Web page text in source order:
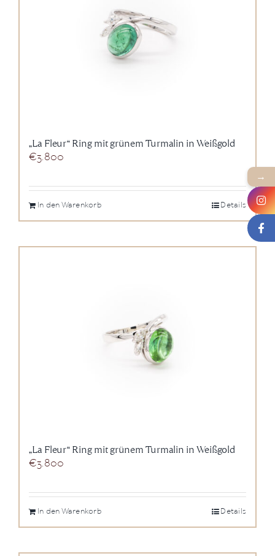
„La Fleur“ Ring mit grünem Turmalin in Weißgold
€3.800
In den Warenkorb Details
„La Fleur“ Ring mit grünem Turmalin in Weißgold
€3.800
In den Warenkorb Details
→